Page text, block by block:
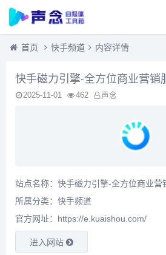
首页 快手频道 内容详情
快手磁力引擎-全方位商业营销
2025-11-01 462 声念
站点名称：快手磁力引擎-全方位商业营
所属分类： 快手频道
官方网址：https://e.kuaishou.com/
进入网站